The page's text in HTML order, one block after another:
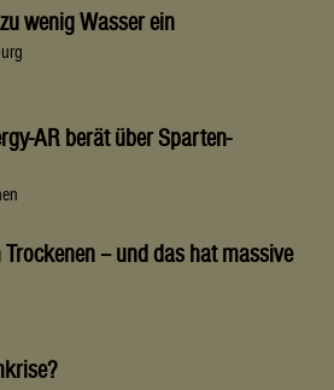
wenig Wasser ein
AR berät über Sparten-
– und das hat massive